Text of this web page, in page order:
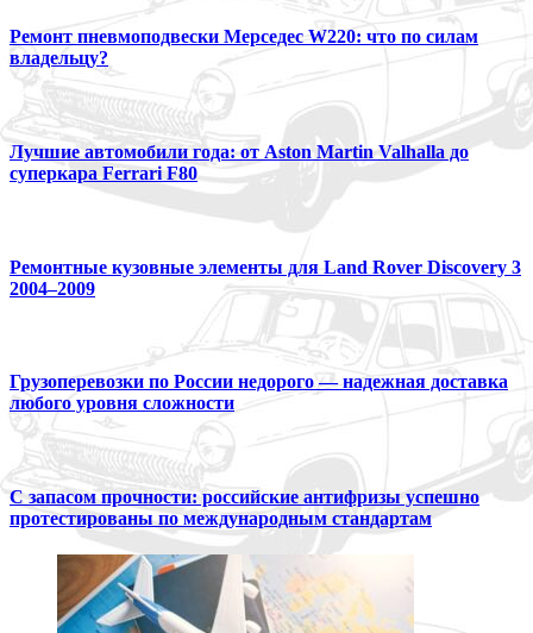
Ремонт пневмоподвески Мерседес W220: что по силам
владельцу?
Лучшие автомобили года: от Aston Martin Valhalla до
суперкара Ferrari F80
Ремонтные кузовные элементы для Land Rover Discovery 3
2004–2009
Грузоперевозки по России недорого — надежная доставка
любого уровня сложности
С запасом прочности: российские антифризы успешно
протестированы по международным стандартам